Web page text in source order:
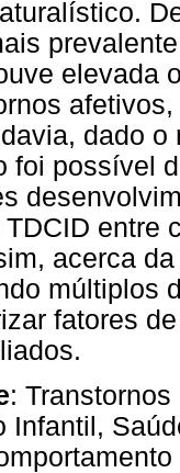
elevada
dado
foi possível
entre
acerca
múltiplos
fatores
:
Infantil,